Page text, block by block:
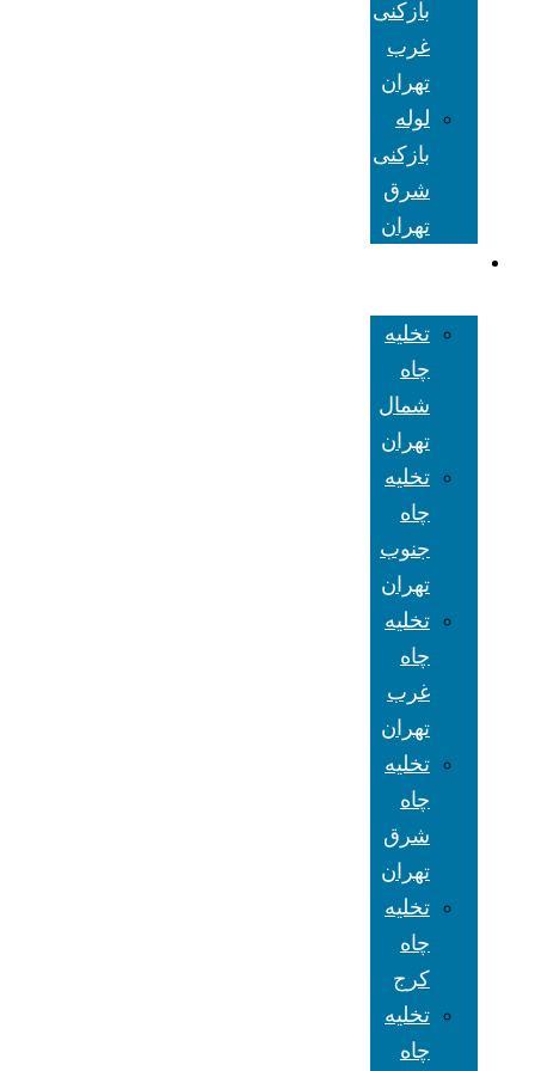
بازکنی
غرب
تهران
لوله
بازکنی
شرق
تهران
تخلیه
چاه
شمال
تهران
تخلیه
چاه
جنوب
تهران
تخلیه
چاه
غرب
تهران
تخلیه
چاه
شرق
تهران
تخلیه
چاه
کرج
تخلیه
چاه